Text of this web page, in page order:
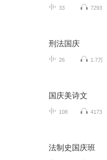
33 7293
刑法国庆
26 1.7万
国庆美诗文
108 4173
法制史国庆班